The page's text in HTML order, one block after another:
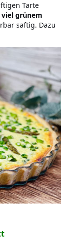
Tarte
viel grünem
saftig. Dazu